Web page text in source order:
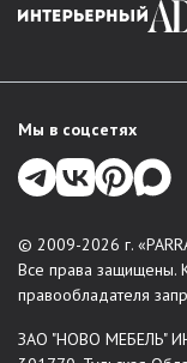
Мы в соцсетях
© 2009-2026 г.
Все права защищены.
правообладателя
ЗАО "НОВО МЕБЕЛЬ"